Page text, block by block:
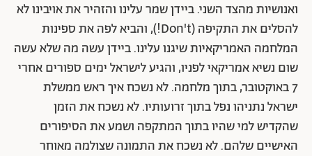
ואנושיות מהצד השני. ביידן שמר עלינו והזהיר את אויבינו לא
להסלים את התקיפה (Don't!), והביא לפה את ספינות
המלחמה האמריקאיות שיגנו עלינו. ביידן עשה מה שלא עשה
שום נשיא אמריקאי לפניו, והגיע לישראל ימים ספורים אחרי
7 באוקטובר, בתוך מלחמה. לא נשכח איך ראש ממשלת
ישראל נתניהו נפל בתוך זרועותיו. לא נשכח את הזמן
שהקדיש למי שהיו בתוך המתקפה ושמע את הסיפורים
האישיים שלהם. לא נשכח את התמונה שצולמה מאוחר